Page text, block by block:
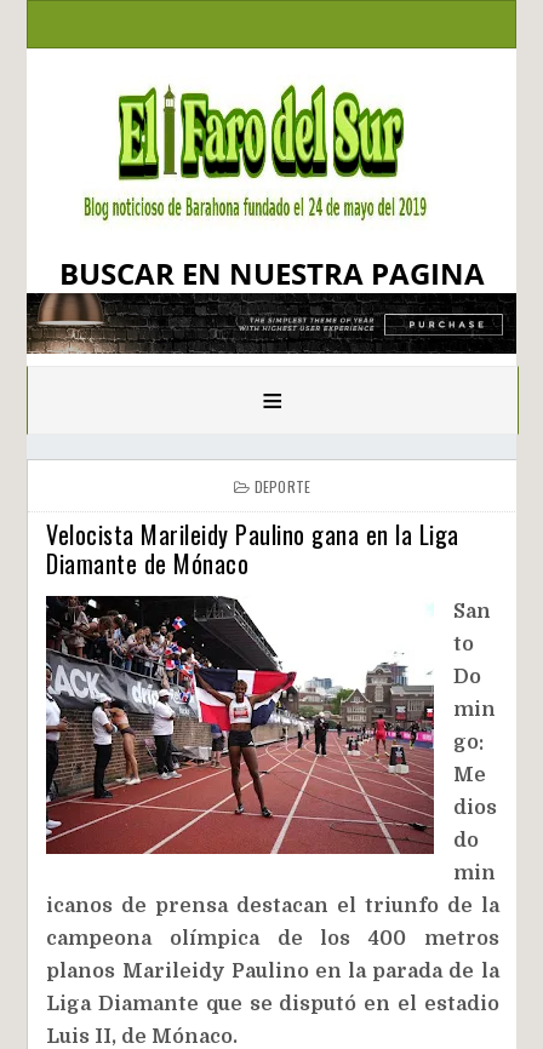
BUSCAR EN NUESTRA PAGINA
≡
DEPORTE
Velocista Marileidy Paulino gana en la Liga
Diamante de Mónaco
San
to
Do
min
go:
Me
dios
do
min
icanos de prensa destacan el triunfo de la
campeona olímpica de los 400 metros
planos Marileidy Paulino en la parada de la
Liga Diamante que se disputó en el estadio
Luis II, de Mónaco.